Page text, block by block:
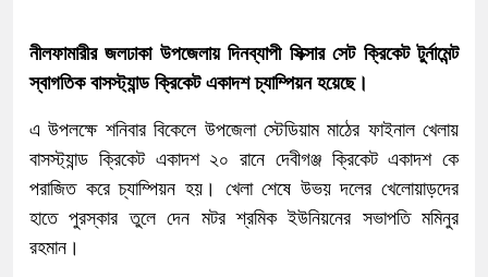
নীলফামারীর জলঢাকা উপজেলায় দিনব্যাপী সিক্সার সেট ক্রিকেট টুর্নামেন্ট
স্বাগতিক বাসস্ট্যান্ড ক্রিকেট একাদশ চ্যাম্পিয়ন হয়েছে।
এ উপলক্ষে শনিবার বিকেলে উপজেলা স্টেডিয়াম মাঠের ফাইনাল খেলায়
বাসস্ট্যান্ড ক্রিকেট একাদশ ২০ রানে দেবীগঞ্জ ক্রিকেট একাদশ কে
পরাজিত করে চ্যাম্পিয়ন হয়। খেলা শেষে উভয় দলের খেলোয়াড়দের
হাতে পুরস্কার তুলে দেন মটর শ্রমিক ইউনিয়নের সভাপতি মমিনুর
রহমান।